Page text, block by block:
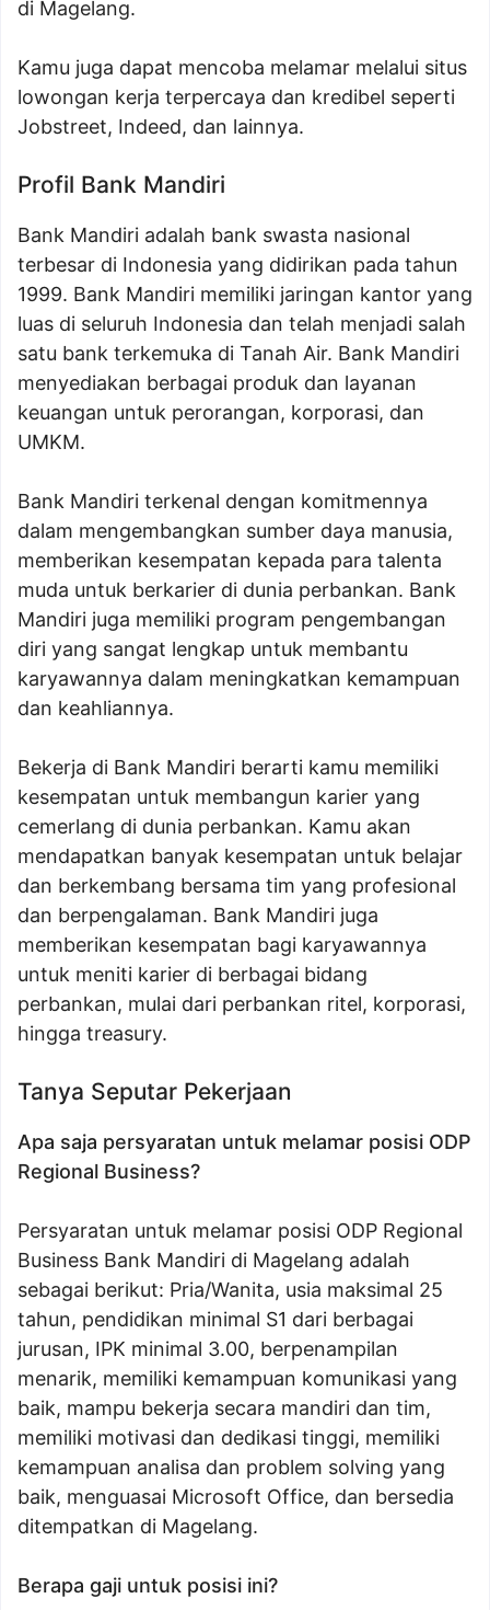
di Magelang.
Kamu juga dapat mencoba melamar melalui situs
lowongan kerja terpercaya dan kredibel seperti
Jobstreet, Indeed, dan lainnya.
Profil Bank Mandiri
Bank Mandiri adalah bank swasta nasional
terbesar di Indonesia yang didirikan pada tahun
1999. Bank Mandiri memiliki jaringan kantor yang
luas di seluruh Indonesia dan telah menjadi salah
satu bank terkemuka di Tanah Air. Bank Mandiri
menyediakan berbagai produk dan layanan
keuangan untuk perorangan, korporasi, dan
UMKM.
Bank Mandiri terkenal dengan komitmennya
dalam mengembangkan sumber daya manusia,
memberikan kesempatan kepada para talenta
muda untuk berkarier di dunia perbankan. Bank
Mandiri juga memiliki program pengembangan
diri yang sangat lengkap untuk membantu
karyawannya dalam meningkatkan kemampuan
dan keahliannya.
Bekerja di Bank Mandiri berarti kamu memiliki
kesempatan untuk membangun karier yang
cemerlang di dunia perbankan. Kamu akan
mendapatkan banyak kesempatan untuk belajar
dan berkembang bersama tim yang profesional
dan berpengalaman. Bank Mandiri juga
memberikan kesempatan bagi karyawannya
untuk meniti karier di berbagai bidang
perbankan, mulai dari perbankan ritel, korporasi,
hingga treasury.
Tanya Seputar Pekerjaan
Apa saja persyaratan untuk melamar posisi ODP
Regional Business?
Persyaratan untuk melamar posisi ODP Regional
Business Bank Mandiri di Magelang adalah
sebagai berikut: Pria/Wanita, usia maksimal 25
tahun, pendidikan minimal S1 dari berbagai
jurusan, IPK minimal 3.00, berpenampilan
menarik, memiliki kemampuan komunikasi yang
baik, mampu bekerja secara mandiri dan tim,
memiliki motivasi dan dedikasi tinggi, memiliki
kemampuan analisa dan problem solving yang
baik, menguasai Microsoft Office, dan bersedia
ditempatkan di Magelang.
Berapa gaji untuk posisi ini?